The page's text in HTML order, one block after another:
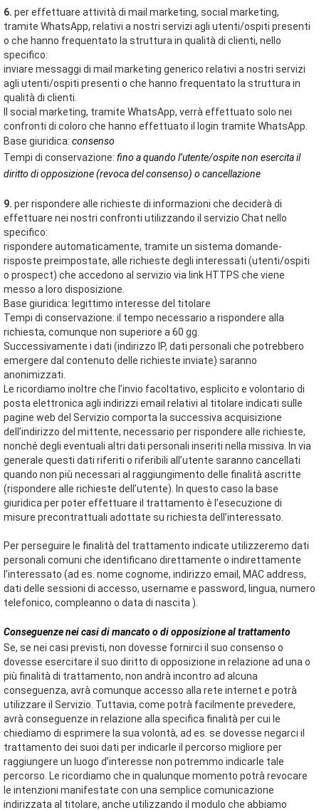
6. per effettuare attività di mail marketing, social marketing,
tramite WhatsApp, relativi a nostri servizi agli utenti/ospiti presenti
o che hanno frequentato la struttura in qualità di clienti, nello
specifico:
inviare messaggi di mail marketing generico relativi a nostri servizi
agli utenti/ospiti presenti o che hanno frequentato la struttura in
qualità di clienti.
Il social marketing, tramite WhatsApp, verrà effettuato solo nei
confronti di coloro che hanno effettuato il login tramite WhatsApp.
Base giuridica: consenso
Tempi di conservazione: fino a quando l’utente/ospite non esercita il
diritto di opposizione (revoca del consenso) o cancellazione
9. per rispondere alle richieste di informazioni che deciderà di
effettuare nei nostri confronti utilizzando il servizio Chat nello
specifico:
rispondere automaticamente, tramite un sistema domande-
risposte preimpostate, alle richieste degli interessati (utenti/ospiti
o prospect) che accedono al servizio via link HTTPS che viene
messo a loro disposizione.
Base giuridica: legittimo interesse del titolare
Tempi di conservazione: il tempo necessario a rispondere alla
richiesta, comunque non superiore a 60 gg.
Successivamente i dati (indirizzo IP, dati personali che potrebbero
emergere dal contenuto delle richieste inviate) saranno
anonimizzati.
Le ricordiamo inoltre che l’invio facoltativo, esplicito e volontario di
posta elettronica agli indirizzi email relativi al titolare indicati sulle
pagine web del Servizio comporta la successiva acquisizione
dell’indirizzo del mittente, necessario per rispondere alle richieste,
nonché degli eventuali altri dati personali inseriti nella missiva. In via
generale questi dati riferiti o riferibili all’utente saranno cancellati
quando non più necessari al raggiungimento delle finalità ascritte
(rispondere alle richieste dell’utente). In questo caso la base
giuridica per poter effettuare il trattamento è l’esecuzione di
misure precontrattuali adottate su richiesta dell’interessato.
Per perseguire le finalità del trattamento indicate utilizzeremo dati
personali comuni che identificano direttamente o indirettamente
l’interessato (ad es. nome cognome, indirizzo email, MAC address,
dati delle sessioni di accesso, username e password, lingua, numero
telefonico, compleanno o data di nascita ).
Conseguenze nei casi di mancato o di opposizione al trattamento
Se, se nei casi previsti, non dovesse fornirci il suo consenso o
dovesse esercitare il suo diritto di opposizione in relazione ad una o
più finalità di trattamento, non andrà incontro ad alcuna
conseguenza, avrà comunque accesso alla rete internet e potrà
utilizzare il Servizio. Tuttavia, come potrà facilmente prevedere,
avrà conseguenze in relazione alla specifica finalità per cui le
chiediamo di esprimere la sua volontà, ad es. se dovesse negarci il
trattamento dei suoi dati per indicarle il percorso migliore per
raggiungere un luogo d’interesse non potremmo indicarle tale
percorso. Le ricordiamo che in qualunque momento potrà revocare
le intenzioni manifestate con una semplice comunicazione
indirizzata al titolare, anche utilizzando il modulo che abbiamo